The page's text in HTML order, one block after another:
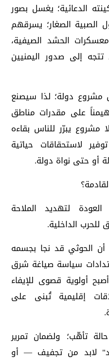
الدعائية؛ يغسل بصور
الصغار؛ يسرقهم
الحشد الصيفية،
تتجه إلى صدور اليمنيين
مشروع دولة؛ لذا سيصنع
على مقدرات مناطق
يبرّر للناس بقاءه
لاستحقاقات حياتية
أو حتى نواة دولة.
لتهديد الملاحة
للحرب الداخلية.
الحوثي قد نجا بجسمه
سياسة صياغة شرق
أولوية قصوى للإيفاء
إقليمية تُبنى على
تأهّب؛ ولضمان تمرير
لابد من تجفيف — أو